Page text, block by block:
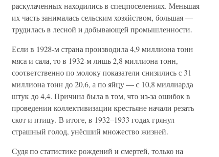
раскулаченных находились в спецпоселениях. Меньшая
их часть занималась сельским хозяйством, большая —
трудилась в лесной и добывающей промышленности.
Если в 1928-м страна производила 4,9 миллиона тонн
мяса и сала, то в 1932-м лишь 2,8 миллиона тонн,
соответственно по молоку показатели снизились с 31
миллиона тонн до 20,6, а по яйцу — с 10,8 миллиарда
штук до 4,4. Причина была в том, что из-за ошибок в
проведении коллективизации крестьяне начали резать
скот и птицу. В итоге, в 1932–1933 годах грянул
страшный голод, унёсший множество жизней.
Судя по статистике рождений и смертей, только на